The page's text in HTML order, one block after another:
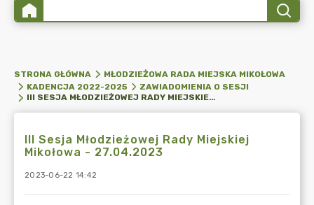
STRONA GŁÓWNA
MŁODZIEŻOWA RADA MIEJSKA MIKOŁOWA
KADENCJA 2022-2025
ZAWIADOMIENIA O SESJI
III SESJA MŁODZIEŻOWEJ RADY MIEJSKIEJ MIKOŁOWA - 27.04.2023
III Sesja Młodzieżowej Rady Miejskiej
Mikołowa - 27.04.2023
2023-06-22 14:42